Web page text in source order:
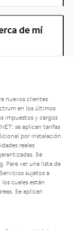
de mí
nuevos clientes
en los últimos
impuestos y cargos
se aplican tarifas
por instalación.
reales
Se
Para ver una lista de
. Servicios sujetos a
cuales están
Se aplican